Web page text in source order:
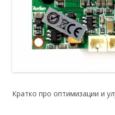
Кратко про оптимизации и